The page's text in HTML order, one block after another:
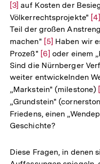
Zur
Auflösung
der
Fußnote
[3] auf Kosten der
Völkerrechtsprojekte" [4]
Teil der großen
machen" Zur
Auflösung
der
Fußnote
[5] Haben wir
Prozeß" Zur
Auflösung
der
Fußnote
[6] oder einem
Sind die Nürnberger
weiter entwickelnden
„Markstein" (milestone)
„Grundstein"
Friedens, einen
Geschichte?
Diese Fragen, in denen